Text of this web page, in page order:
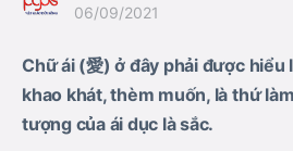
06/09/2021
Chữ ái (愛) ở đây phải được hiểu
khao khát, thèm muốn, là thứ
tượng của ái dục là sắc.